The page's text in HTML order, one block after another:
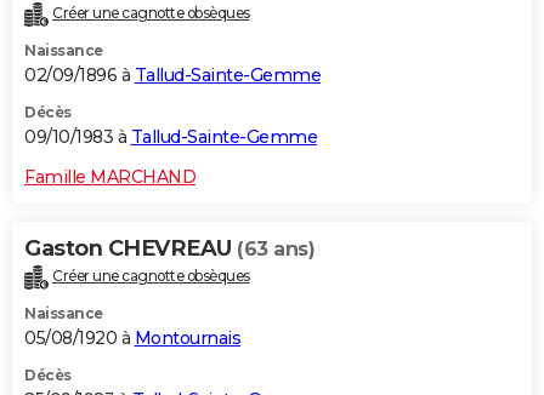
Créer une cagnotte obsèques
Naissance
02/09/1896 à Tallud-Sainte-Gemme
Décès
09/10/1983 à Tallud-Sainte-Gemme
Famille MARCHAND
Gaston CHEVREAU (63 ans)
Créer une cagnotte obsèques
Naissance
05/08/1920 à Montournais
Décès